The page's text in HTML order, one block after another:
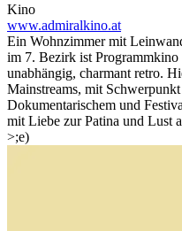
Kino
www.admiralkino.at
Ein Wohnzimmer mit
im 7. Bezirk ist
unabhängig, charmant retro.
Mainstreams, mit
Dokumentarischem und
mit Liebe zur Patina und Lust
>;e)